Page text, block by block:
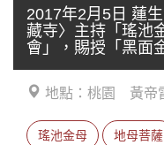
2017年2月5日 蓮
藏寺〉主持「瑤池
會」，賜授「黑面
地點：桃園 黃帝
瑤池金母 地母菩薩